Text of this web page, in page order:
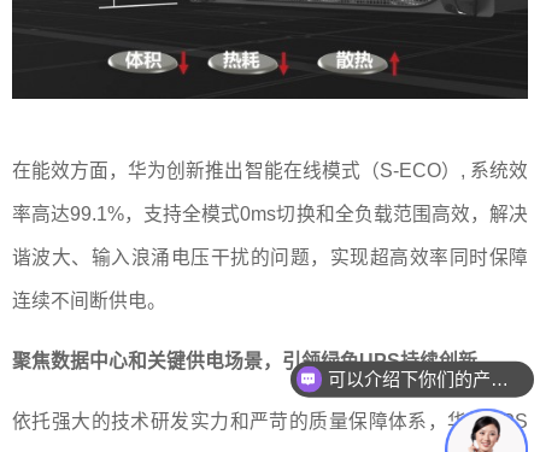
在能效方面，华为创新推出智能在线模式（S-ECO）, 系统效
率高达99.1%，支持全模式0ms切换和全负载范围高效，解决
谐波大、输入浪涌电压干扰的问题，实现超高效率同时保障
连续不间断供电。
聚焦数据中心和关键供电场景，引领绿色UPS持续创新
依托强大的技术研发实力和严苛的质量保障体系，华为UPS
可以介绍下你们的产品么